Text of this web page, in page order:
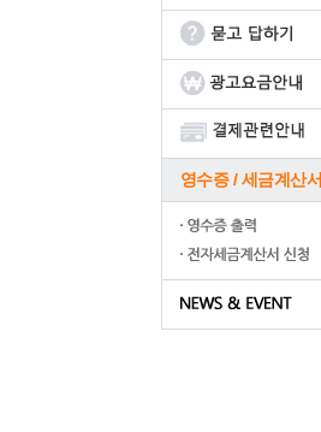
영수증 / 세금계산서